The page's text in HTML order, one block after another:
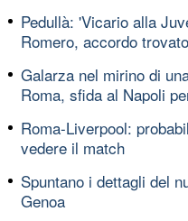
Pedullà: 'Vicario alla
Romero, accordo
Galarza nel mirino di
Roma, sfida al Napoli
Roma-Liverpool:
vedere il match
Spuntano i dettagli del
Genoa